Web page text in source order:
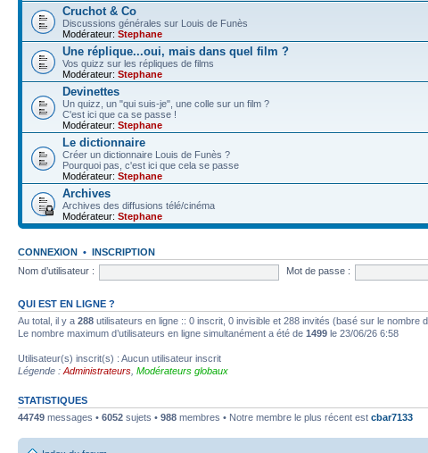
Cruchot & Co
Discussions générales sur Louis de Funès
Modérateur: Stephane
Une réplique...oui, mais dans quel film ?
Vos quizz sur les répliques de films
Modérateur: Stephane
Devinettes
Un quizz, un "qui suis-je", une colle sur un film ?
C'est ici que ca se passe !
Modérateur: Stephane
Le dictionnaire
Créer un dictionnaire Louis de Funès ?
Pourquoi pas, c'est ici que cela se passe
Modérateur: Stephane
Archives
Archives des diffusions télé/cinéma
Modérateur: Stephane
CONNEXION • INSCRIPTION
Nom d’utilisateur :
Mot de passe :
QUI EST EN LIGNE ?
Au total, il y a 288 utilisateurs en ligne :: 0 inscrit, 0 invisible et 288 invités (basé sur le nombre
Le nombre maximum d’utilisateurs en ligne simultanément a été de 1499 le 23/06/26 6:58
Utilisateur(s) inscrit(s) : Aucun utilisateur inscrit
Légende : Administrateurs Modérateurs globaux
STATISTIQUES
44749 messages • 6052 sujets • 988 membres • Notre membre le plus récent est cbar7133